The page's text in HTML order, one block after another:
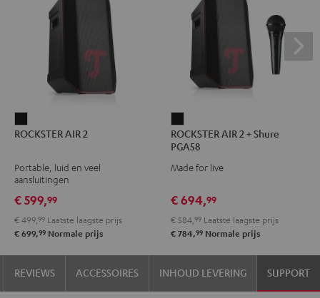
AIR
Zwart
ROCKSTER AIR 2
Portable, luid en veel
aansluitingen
€ 599,99
€ 499, 99 Laatste laagste prijs
€ 699,99 Normale prijs
AIR
2
+
PGA58
Zwart
ROCKSTER AIR 2 + Shure
PGA58
Made for live
€ 694,99
€ 584, 99 Laatste laagste prijs
€ 784,99 Normale prijs
REVIEWS ACCESSOIRES INHOUD LEVERING SUPPORT